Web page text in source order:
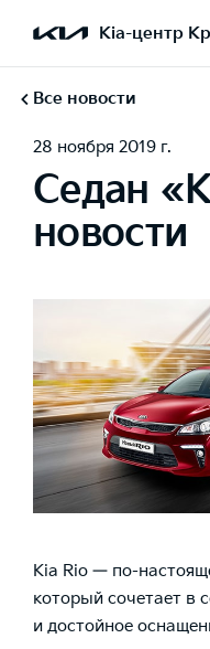
Kia-центр
Все новости
28 ноября 2019 г.
Седан
новости
Kia Rio — по-
который сочетает в
и достойное